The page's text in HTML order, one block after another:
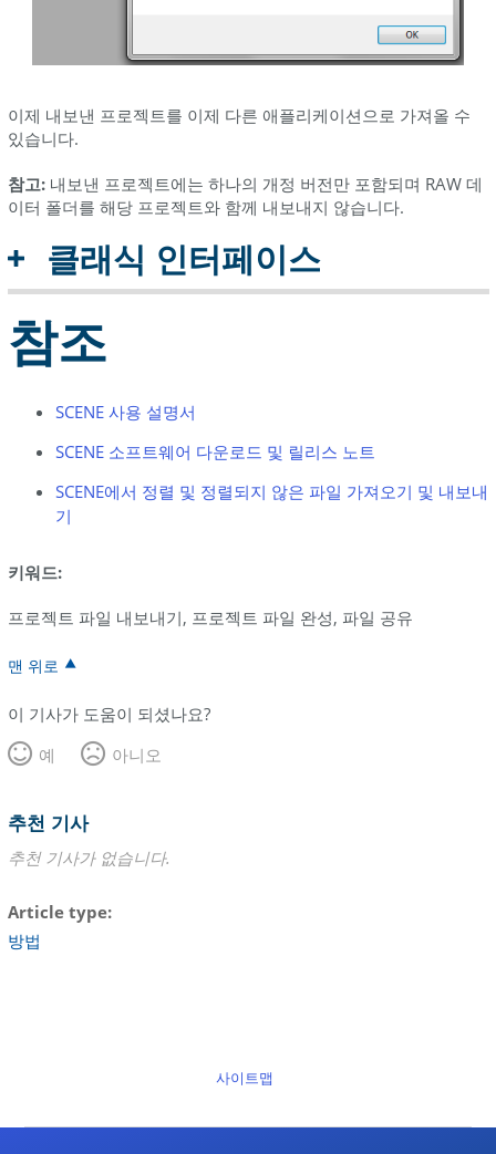
이제 내보낸 프로젝트를 이제 다른 애플리케이션으로 가져올 수
있습니다.
참고: 내보낸 프로젝트에는 하나의 개정 버전만 포함되며 RAW 데
이터 폴더를 해당 프로젝트와 함께 내보내지 않습니다.
클래식 인터페이스
참조
SCENE 사용 설명서
SCENE 소프트웨어 다운로드 및 릴리스 노트
SCENE에서 정렬 및 정렬되지 않은 파일 가져오기 및 내보내
기
키워드:
프로젝트 파일 내보내기, 프로젝트 파일 완성, 파일 공유
맨 위로
이 기사가 도움이 되셨나요?
예
아니오
추천 기사
추천 기사가 없습니다.
Article type
방법
사이트맵